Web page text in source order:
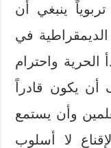
ينبغي أن
في
الحرية واحترام
أن يكون قادراً
وأن يستمع
لا أسلوب